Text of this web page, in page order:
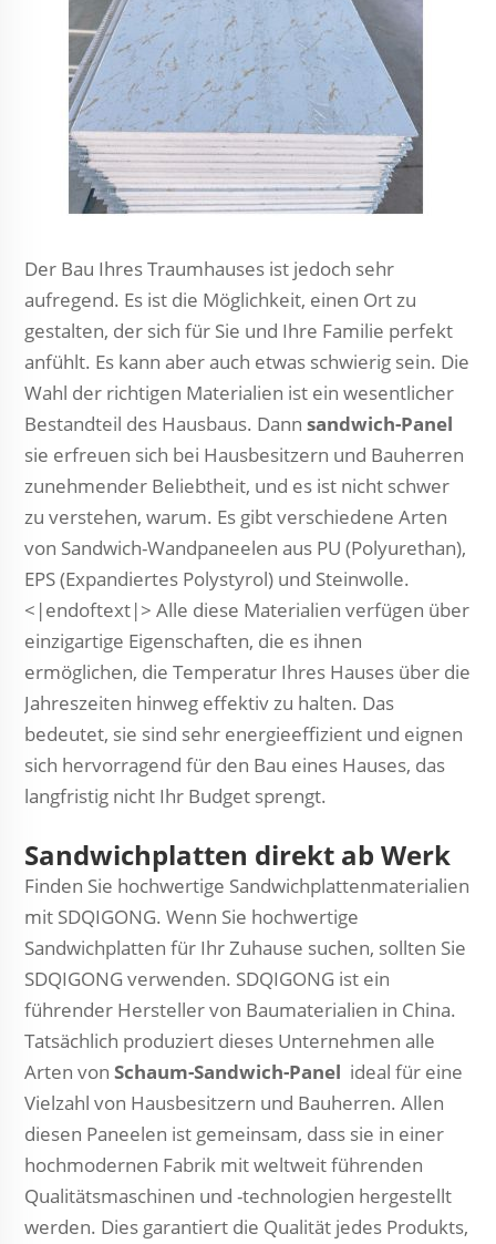
Der Bau Ihres Traumhauses ist jedoch sehr
aufregend. Es ist die Möglichkeit, einen Ort zu
gestalten, der sich für Sie und Ihre Familie perfekt
anfühlt. Es kann aber auch etwas schwierig sein. Die
Wahl der richtigen Materialien ist ein wesentlicher
Bestandteil des Hausbaus. Dann sandwich-Panel
sie erfreuen sich bei Hausbesitzern und Bauherren
zunehmender Beliebtheit, und es ist nicht schwer
zu verstehen, warum. Es gibt verschiedene Arten
von Sandwich-Wandpaneelen aus PU (Polyurethan),
EPS (Expandiertes Polystyrol) und Steinwolle.
<|endoftext|> Alle diese Materialien verfügen über
einzigartige Eigenschaften, die es ihnen
ermöglichen, die Temperatur Ihres Hauses über die
Jahreszeiten hinweg effektiv zu halten. Das
bedeutet, sie sind sehr energieeffizient und eignen
sich hervorragend für den Bau eines Hauses, das
langfristig nicht Ihr Budget sprengt.
Sandwichplatten direkt ab Werk
Finden Sie hochwertige Sandwichplattenmaterialien
mit SDQIGONG. Wenn Sie hochwertige
Sandwichplatten für Ihr Zuhause suchen, sollten Sie
SDQIGONG verwenden. SDQIGONG ist ein
führender Hersteller von Baumaterialien in China.
Tatsächlich produziert dieses Unternehmen alle
Arten von Schaum-Sandwich-Panel ideal für eine
Vielzahl von Hausbesitzern und Bauherren. Allen
diesen Paneelen ist gemeinsam, dass sie in einer
hochmodernen Fabrik mit weltweit führenden
Qualitätsmaschinen und -technologien hergestellt
werden. Dies garantiert die Qualität jedes Produkts,